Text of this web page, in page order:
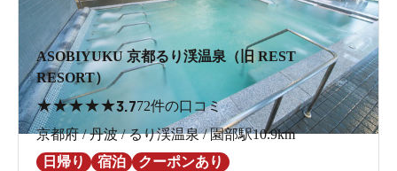
ASOBIYUKU 京都るり渓温泉（旧 REST
RESORT）
★★★★★3.772件の口コミ
京都府 / 丹波 / るり渓温泉 / 園部駅10.9km
日帰り
宿泊 クーポンあり